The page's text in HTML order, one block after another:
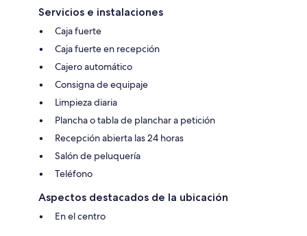
Servicios e instalaciones
Caja fuerte
Caja fuerte en recepción
Cajero automático
Consigna de equipaje
Limpieza diaria
Plancha o tabla de planchar a petición
Recepción abierta las 24 horas
Salón de peluquería
Teléfono
Aspectos destacados de la ubicación
En el centro